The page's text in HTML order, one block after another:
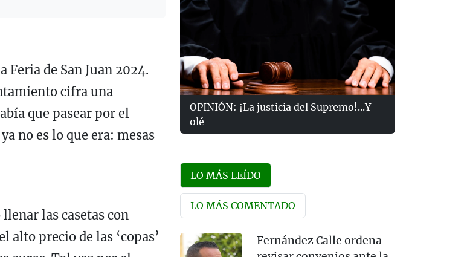
Feria de San Juan 2024.
cifra una
que pasear por el
no es lo que era: mesas
las casetas con
alto precio de las ‘copas’
OPINIÓN: ¡La justicia del Supremo!...Y
olé
LO MÁS LEÍDO
LO MÁS COMENTADO
Fernández Calle ordena